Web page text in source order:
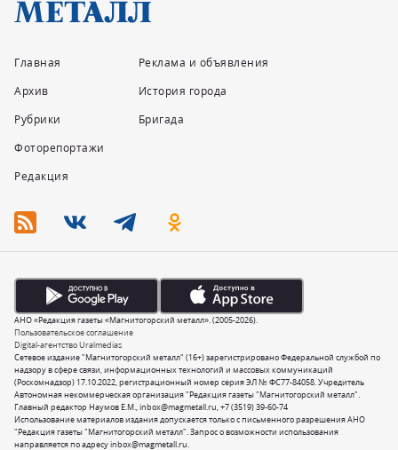
Главная
Архив
Рубрики
Фоторепортажи
Редакция
Реклама и объявления
История города
Бригада
Сетевое издание "Магнитогорский металл" (16+) зарегистрировано Федеральной службой по
надзору в сфере связи, информационных технологий и массовых коммуникаций
(Роскомнадзор) 17.10.2022, регистрационный номер серия ЭЛ № ФС77-84058. Учредитель
Автономная некоммерческая организация "Редакция газеты "Магнитогорский металл".
Главный редактор Наумов Е.М.,inbox@magmetall.ru,+7 (3519) 39-60-74
Использование материалов издания допускается только с письменного разрешения АНО
"Редакция газеты "Магнитогорский металл". Запрос о возможности использования
направляется по адресуinbox@magmetall.ru.
Пользовательское соглашение
Digital-агентство Uralmedias
АНО «Редакция газеты «Магнитогорский металл». (2005-2026).